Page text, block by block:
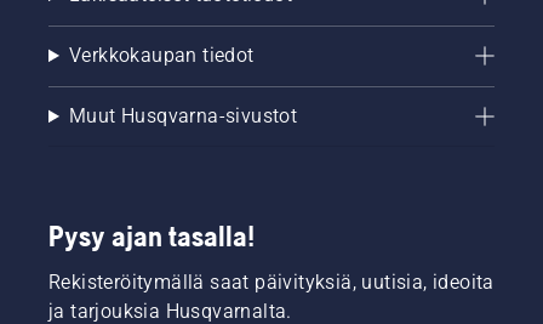
Verkkokaupan tiedot
Muut Husqvarna-sivustot
Pysy ajan tasalla!
Rekisteröitymällä saat päivityksiä, uutisia, ideoita
ja tarjouksia Husqvarnalta.